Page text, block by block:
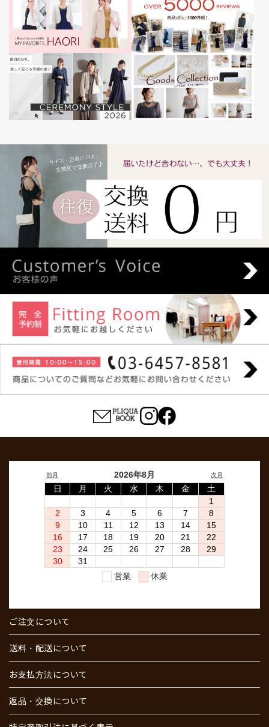
ご注文について
送料・配送について
お支払方法について
返品・交換について